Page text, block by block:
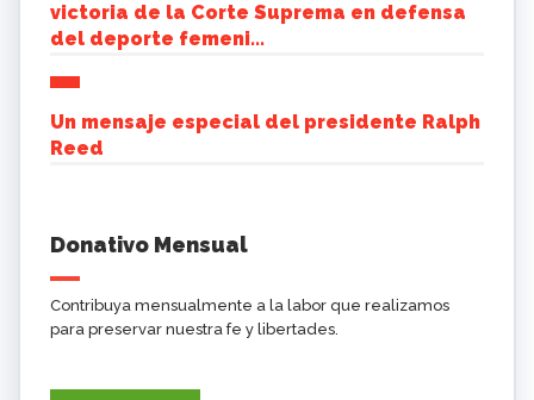
victoria de la Corte Suprema en defensa
del deporte femeni...
Un mensaje especial del presidente Ralph
Reed
Donativo Mensual
Contribuya mensualmente a la labor que realizamos
para preservar nuestra fe y libertades.